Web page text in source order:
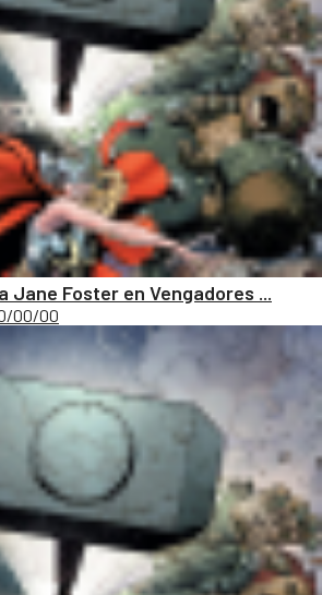
Jane Foster en Vengadores ...
00/00